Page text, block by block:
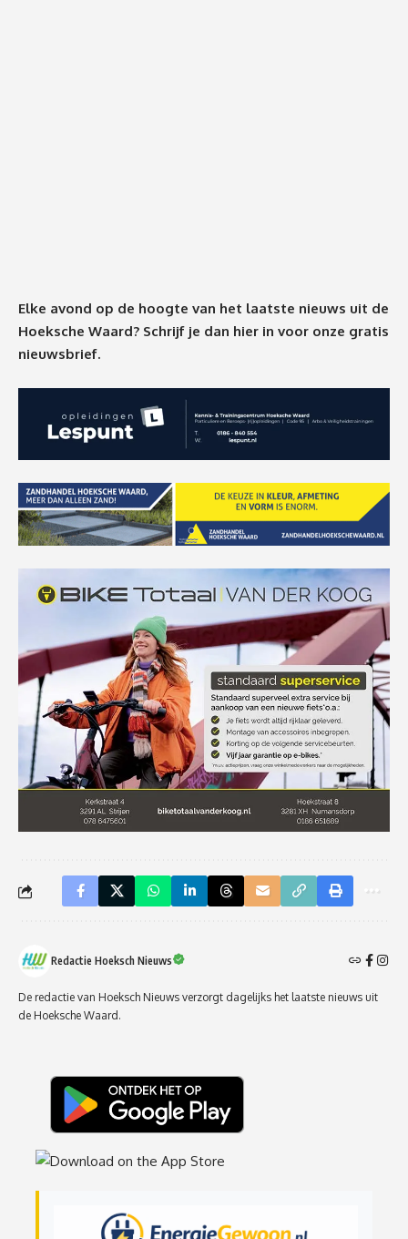
Elke avond op de hoogte van het laatste nieuws uit de
Hoeksche Waard? Schrijf je dan hier in voor onze gratis
nieuwsbrief.
Redactie Hoeksch Nieuws
De redactie van Hoeksch Nieuws verzorgt dagelijks het laatste nieuws uit
de Hoeksche Waard.